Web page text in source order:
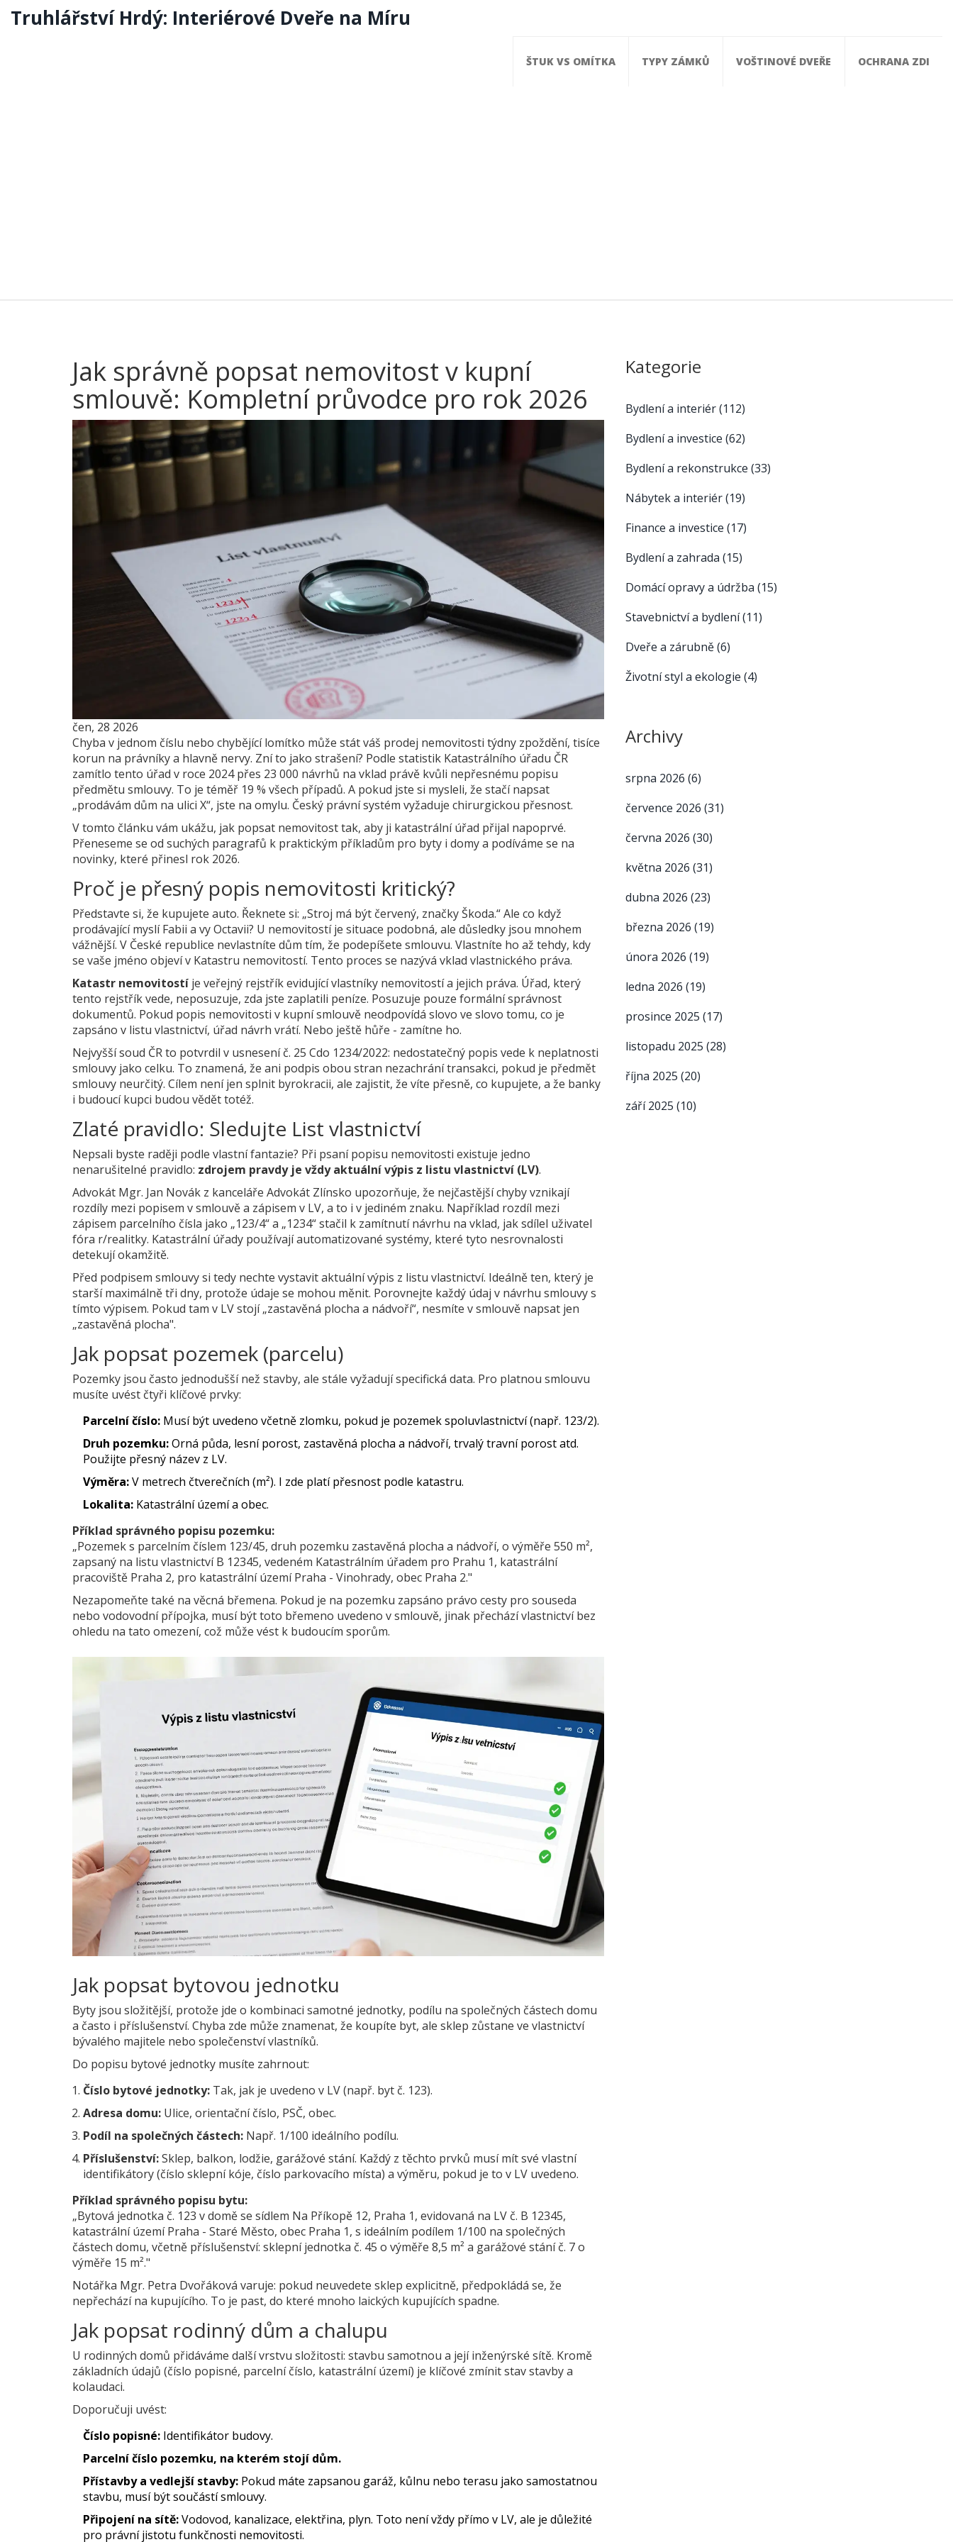
Truhlářství Hrdý: Interiérové Dveře na Míru
ŠTUK VS OMÍTKA TYPY ZÁMKŮ VOŠTINOVÉ DVEŘE OCHRANA ZDI
Jak správně popsat nemovitost v kupní
smlouvě: Kompletní průvodce pro rok 2026
čen, 28 2026
Chyba v jednom číslu nebo chybějící lomítko může stát váš prodej nemovitosti týdny zpoždění, tisíce
korun na právníky a hlavně nervy. Zní to jako strašení? Podle statistik Katastrálního úřadu ČR
zamítlo tento úřad v roce 2024 přes 23 000 návrhů na vklad právě kvůli nepřesnému popisu
předmětu smlouvy. To je téměř 19 % všech případů. A pokud jste si mysleli, že stačí napsat
„prodávám dům na ulici X“, jste na omylu. Český právní systém vyžaduje chirurgickou přesnost.
V tomto článku vám ukážu, jak popsat nemovitost tak, aby ji katastrální úřad přijal napoprvé.
Přeneseme se od suchých paragrafů k praktickým příkladům pro byty i domy a podíváme se na
novinky, které přinesl rok 2026.
Proč je přesný popis nemovitosti kritický?
Představte si, že kupujete auto. Řeknete si: „Stroj má být červený, značky Škoda.“ Ale co když
prodávající myslí Fabii a vy Octavii? U nemovitostí je situace podobná, ale důsledky jsou mnohem
vážnější. V České republice nevlastníte dům tím, že podepíšete smlouvu. Vlastníte ho až tehdy, kdy
se vaše jméno objeví v Katastru nemovitostí. Tento proces se nazývá vklad vlastnického práva.
Katastr nemovitostí je veřejný rejstřík evidující vlastníky nemovitostí a jejich práva. Úřad, který
tento rejstřík vede, neposuzuje, zda jste zaplatili peníze. Posuzuje pouze formální správnost
dokumentů. Pokud popis nemovitosti v kupní smlouvě neodpovídá slovo ve slovo tomu, co je
zapsáno v listu vlastnictví, úřad návrh vrátí. Nebo ještě hůře - zamítne ho.
Nejvyšší soud ČR to potvrdil v usnesení č. 25 Cdo 1234/2022: nedostatečný popis vede k neplatnosti
smlouvy jako celku. To znamená, že ani podpis obou stran nezachrání transakci, pokud je předmět
smlouvy neurčitý. Cílem není jen splnit byrokracii, ale zajistit, že víte přesně, co kupujete, a že banky
i budoucí kupci budou vědět totéž.
Zlaté pravidlo: Sledujte List vlastnictví
Nepsali byste raději podle vlastní fantazie? Při psaní popisu nemovitosti existuje jedno
nenarušitelné pravidlo: zdrojem pravdy je vždy aktuální výpis z listu vlastnictví (LV).
Advokát Mgr. Jan Novák z kanceláře Advokát Zlínsko upozorňuje, že nejčastější chyby vznikají
rozdíly mezi popisem v smlouvě a zápisem v LV, a to i v jediném znaku. Například rozdíl mezi
zápisem parcelního čísla jako „123/4“ a „1234“ stačil k zamítnutí návrhu na vklad, jak sdílel uživatel
fóra r/realitky. Katastrální úřady používají automatizované systémy, které tyto nesrovnalosti
detekují okamžitě.
Před podpisem smlouvy si tedy nechte vystavit aktuálnívýpis z listu vlastnictví. Ideálně ten, který je
starší maximálně tři dny, protože údaje se mohou měnit. Porovnejte každý údaj v návrhu smlouvy s
tímto výpisem. Pokud tam v LV stojí „zastavěná plocha a nádvoří“, nesmíte v smlouvě napsat jen
„zastavěná plocha".
Jak popsat pozemek (parcelu)
Pozemky jsou často jednodušší než stavby, ale stále vyžadují specifická data. Pro platnou smlouvu
musíte uvést čtyři klíčové prvky:
Parcelní číslo: Musí být uvedeno včetně zlomku, pokud je pozemek spoluvlastnictví (např. 123/2).
Druh pozemku:Orná půda, lesní porost, zastavěná plocha a nádvoří, trvalý travní porost atd.
Použijte přesný název z LV.
Výměra:V metrech čtverečních (m²). I zde platí přesnost podle katastru.
Lokalita: Katastrální území a obec.
Příklad správného popisu pozemku:
„Pozemek s parcelním číslem 123/45, druh pozemku zastavěná plocha a nádvoří, o výměře 550 m²,
zapsaný na listu vlastnictví B 12345, vedeném Katastrálním úřadem pro Prahu 1, katastrální
pracoviště Praha 2, pro katastrální území Praha - Vinohrady, obec Praha 2."
Nezapomeňte také na věcná břemena. Pokud je na pozemku zapsáno právo cesty pro souseda
nebo vodovodní přípojka, musí být toto břemeno uvedeno v smlouvě, jinak přechází vlastnictví bez
ohledu na tato omezení, což může vést k budoucím sporům.
Jak popsat bytovou jednotku
Byty jsou složitější, protože jde o kombinaci samotné jednotky, podílu na společných částech domu
a často i příslušenství. Chyba zde může znamenat, že koupíte byt, ale sklep zůstane ve vlastnictví
bývalého majitele nebo společenství vlastníků.
Do popisu bytové jednotky musíte zahrnout:
Číslo bytové jednotky: Tak, jak je uvedeno v LV (např. byt č. 123).
Adresa domu: Ulice, orientační číslo, PSČ, obec.
Podíl na společných částech: Např. 1/100 ideálního podílu.
Příslušenství:Sklep, balkon, lodžie, garážové stání. Každý z těchto prvků musí mít své vlastní
identifikátory (číslo sklepní kóje, číslo parkovacího místa) a výměru, pokud je to v LV uvedeno.
Příklad správného popisu bytu:
„Bytová jednotka č. 123 v domě se sídlem Na Příkopě 12, Praha 1, evidovaná na LV č. B 12345,
katastrální území Praha - Staré Město, obec Praha 1, s ideálním podílem 1/100 na společných
částech domu, včetně příslušenství: sklepní jednotka č. 45 o výměře 8,5 m² a garážové stání č. 7 o
výměře 15 m²."
Notářka Mgr. Petra Dvořáková varuje: pokud neuvedete sklep explicitně, předpokládá se, že
nepřechází na kupujícího. To je past, do které mnoho laických kupujících spadne.
Jak popsat rodinný dům a chalupu
U rodinných domů přidáváme další vrstvu složitosti: stavbu samotnou a její inženýrské sítě. Kromě
základních údajů (číslo popisné, parcelní číslo, katastrální území) je klíčové zmínit stav stavby a
kolaudaci.
Doporučuji uvést:
Číslo popisné: Identifikátor budovy.
Parcelní číslo pozemku, na kterém stojí dům.
Přístavby a vedlejší stavby: Pokud máte zapsanou garáž, kůlnu nebo terasu jako samostatnou
stavbu, musí být součástí smlouvy.
Připojení na sítě:Vodovod, kanalizace, elektřina, plyn. Toto není vždy přímo v LV, ale je důležité
pro právní jistotu funkčnosti nemovitosti.
Kategorie
Bydlení a interiér(112)
Bydlení a investice (62)
Bydlení a rekonstrukce (33)
Nábytek a interiér(19)
Finance a investice (17)
Bydlení a zahrada (15)
Domácí opravy a údržba (15)
Stavebnictví a bydlení(11)
Dveře a zárubně(6)
Životní styl a ekologie (4)
Archivy
srpna 2026 (6)
července 2026 (31)
června 2026 (30)
května 2026 (31)
dubna 2026 (23)
března 2026 (19)
února 2026 (19)
ledna 2026 (19)
prosince 2025 (17)
listopadu 2025 (28)
října 2025 (20)
září 2025 (10)